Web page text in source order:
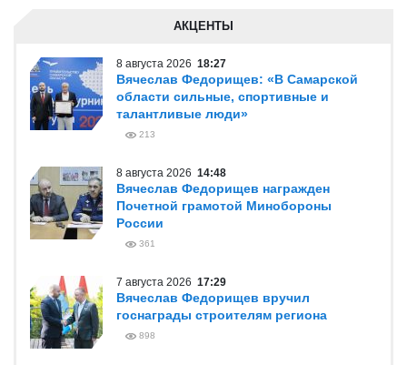
АКЦЕНТЫ
8 августа 2026 18:27
Вячеслав Федорищев: «В Самарской
области сильные, спортивные и
талантливые люди»
213
8 августа 2026 14:48
Вячеслав Федорищев награжден
Почетной грамотой Минобороны
России
361
7 августа 2026 17:29
Вячеслав Федорищев вручил
госнаграды строителям региона
898